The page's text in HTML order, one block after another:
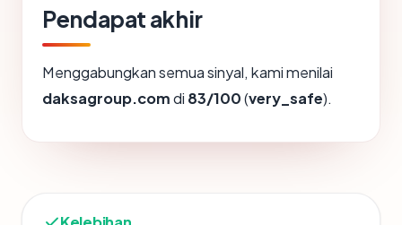
Pendapat akhir
Menggabungkan semua sinyal, kami menilai
daksagroup.comdi 83/100(very_safe).